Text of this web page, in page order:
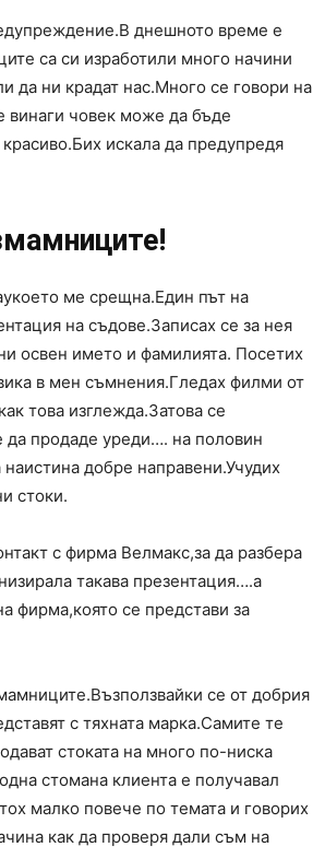
днешното време е
са си изработили много начини
да ни крадат нас.Много се говори на
винаги човек може да бъде
искала да предупредя
ме срещна.Един път на
на съдове.Записах се за нея
освен името и фамилията. Посетих
в мен съмнения.Гледах филми от
това изглежда.Затова се
да продаде уреди…. на половин
добре направени.Учудих
стоки.
с фирма Велмакс,за да разбера
такава презентация….а
фирма,която се представи за
се от добрия
с тяхната марка.Самите те
стоката на много по-ниска
стомана клиента е получавал
малко повече по темата и говорих
как да проверя дали съм на